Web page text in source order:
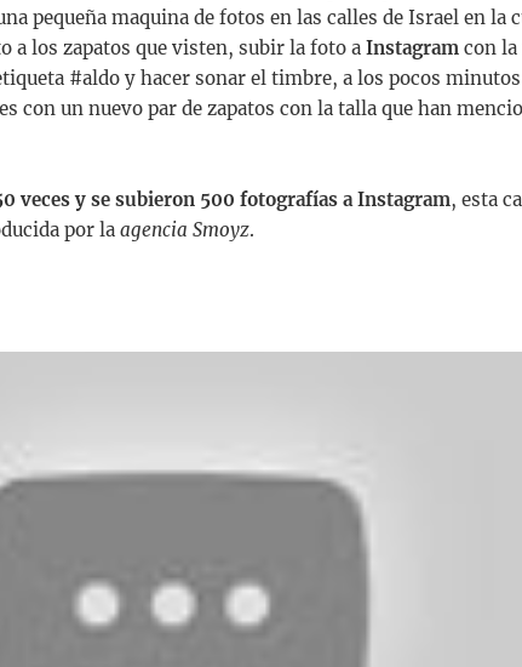
pequeña maquina de fotos en las calles de Israel en la
a los zapatos que visten, subir la foto a Instagram con la
#aldo y hacer sonar el timbre, a los pocos minutos
con un nuevo par de zapatos con la talla que han
veces y se subieron 500 fotografías a Instagram, esta
por la agencia Smoyz.